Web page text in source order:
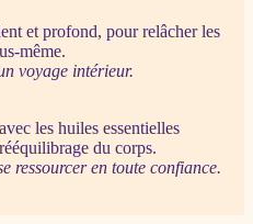
et profond, pour relâcher les
même.
voyage intérieur.
les huiles essentielles
du corps.
ressourcer en toute confiance.